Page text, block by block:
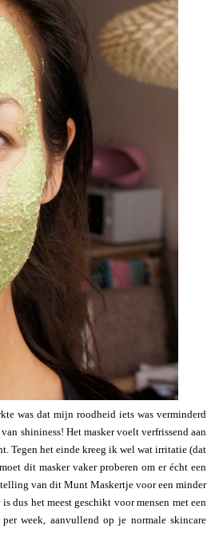
was dat mijn roodheid iets was verminderd
shininess! Het masker voelt verfrissend aan
Tegen het einde kreeg ik wel wat irritatie (dat
dit masker vaker proberen om er écht een
van dit Munt Maskertje voor een minder
dus het meest geschikt voor mensen met een
week, aanvullend op je normale skincare